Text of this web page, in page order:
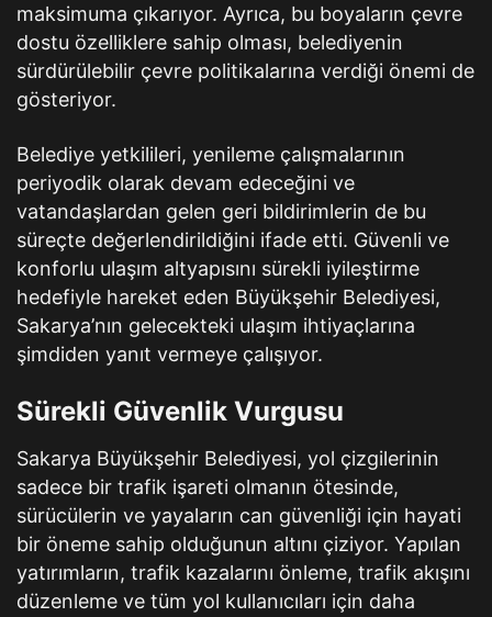
maksimuma çıkarıyor. Ayrıca, bu boyaların çevre
dostu özelliklere sahip olması, belediyenin
sürdürülebilir çevre politikalarına verdiği önemi de
gösteriyor.
Belediye yetkilileri, yenileme çalışmalarının
periyodik olarak devam edeceğini ve
vatandaşlardan gelen geri bildirimlerin de bu
süreçte değerlendirildiğini ifade etti. Güvenli ve
konforlu ulaşım altyapısını sürekli iyileştirme
hedefiyle hareket eden Büyükşehir Belediyesi,
Sakarya’nın gelecekteki ulaşım ihtiyaçlarına
şimdiden yanıt vermeye çalışıyor.
Sürekli Güvenlik Vurgusu
Sakarya Büyükşehir Belediyesi, yol çizgilerinin
sadece bir trafik işareti olmanın ötesinde,
sürücülerin ve yayaların can güvenliği için hayati
bir öneme sahip olduğunun altını çiziyor. Yapılan
yatırımların, trafik kazalarını önleme, trafik akışını
düzenleme ve tüm yol kullanıcıları için daha